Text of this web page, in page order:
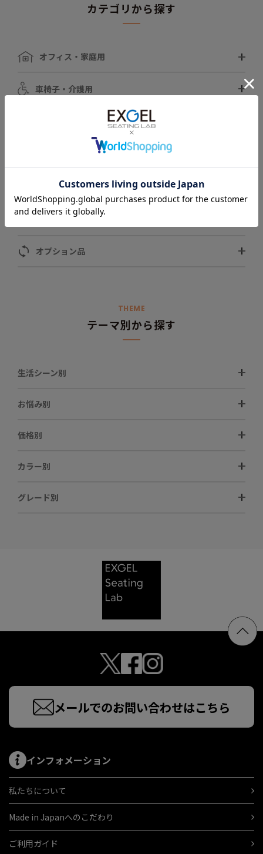
カテゴリから探す
オフィス・家庭用
車椅子・介護用
ペット用
モータースポーツ用
オプション品
THEME
テーマ別から探す
生活シーン別
お悩み別
価格別
カラー別
グレード別
メールでのお問い合わせはこちら
インフォメーション
私たちについて
Made in Japanへのこだわり
ご利用ガイド